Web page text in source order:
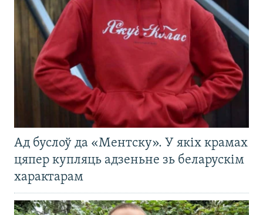
Ад буслоў да «Ментску». У якіх крамах
цяпер купляць адзеньне зь беларускім
характарам